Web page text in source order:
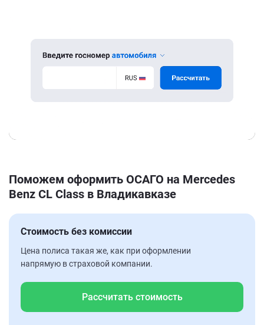
Поможем оформить ОСАГО на Mercedes
Benz CL Class в Владикавказе
Стоимость без комиссии
Цена полиса такая же, как при оформлении
напрямую в страховой компании.
Рассчитать стоимость